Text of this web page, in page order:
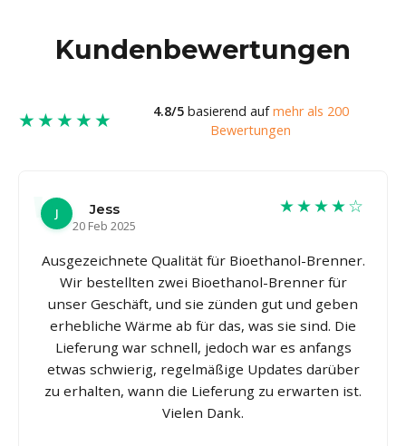
Kundenbewertungen
★★★★★ 4.8/5basierend aufmehr als 200
Bewertungen
J
Jess
20 Feb 2025
★★★★☆
Ausgezeichnete Qualität für Bioethanol-Brenner.
Wir bestellten zwei Bioethanol-Brenner für
unser Geschäft, und sie zünden gut und geben
erhebliche Wärme ab für das, was sie sind. Die
Lieferung war schnell, jedoch war es anfangs
etwas schwierig, regelmäßige Updates darüber
zu erhalten, wann die Lieferung zu erwarten ist.
Vielen Dank.